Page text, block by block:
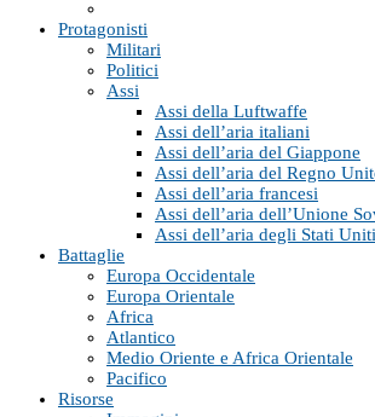
Protagonisti
Militari
Politici
Assi
Assi della Luftwaffe
Assi dell’aria italiani
Assi dell’aria del Giappone
Assi dell’aria del Regno
Assi dell’aria francesi
Assi dell’aria dell’Unione
Assi dell’aria degli Stati Uniti
Battaglie
Europa Occidentale
Europa Orientale
Africa
Atlantico
Medio Oriente e Africa Orientale
Pacifico
Risorse